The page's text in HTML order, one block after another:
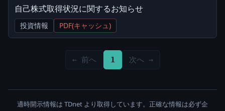
自己株式取得状況に関するお知らせ
投資情報 PDF(キャッシュ)
← 前へ 1 次へ →
適時開示情報は TDnet より取得しています。正確な情報は必ず企